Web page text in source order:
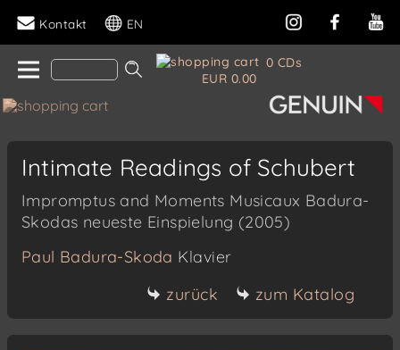
Kontakt EN
0 CDs
EUR 0.00
Intimate Readings of Schubert
Impromptus and Moments Musicaux Badura-
Skodas neueste Einspielung (2005)
Paul Badura-Skoda Klavier
zurück
zum Katalog